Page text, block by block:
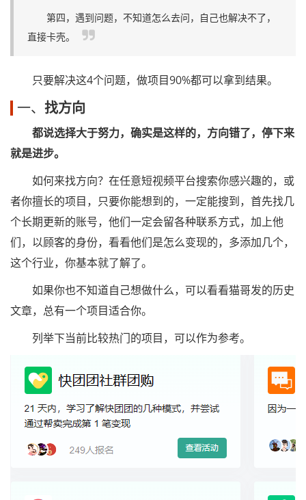
第四，遇到问题，不知道怎么去问，自己也解决不了，
直接卡壳。
只要解决这4个问题，做项目90%都可以拿到结果。
一、 找方向
都说选择大于努力，确实是这样的，方向错了，停下来
就是进步。
如何来找方向？在任意短视频平台搜索你感兴趣的，或
者你擅长的项目，只要你能想到的，一定能搜到，首先找几
个长期更新的账号，他们一定会留各种联系方式，加上他
们，以顾客的身份，看看他们是怎么变现的，多添加几个，
这个行业，你基本就了解了。
如果你也不知道自己想做什么，可以看看猫哥发的历史
文章，总有一个项目适合你。
列举下当前比较热门的项目，可以作为参考。